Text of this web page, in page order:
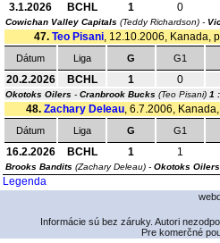
3.1.2026 BCHL 1 0
Cowichan Valley Capitals (Teddy Richardson) -
47. Teo Pisani, 12.10.2006, Kanada,
Dátum Liga G G1
20.2.2026 BCHL 1 0
Okotoks Oilers - Cranbrook Bucks (Teo Pisani) 1
48. Zachary Deleau, 6.7.2006,
Dátum Liga G G1
16.2.2026 BCHL 1 1
Brooks Bandits (Zachary Deleau) - Okotoks Oilers
Legenda
Informácie sú bez záruky. Autori
Pre komerčné